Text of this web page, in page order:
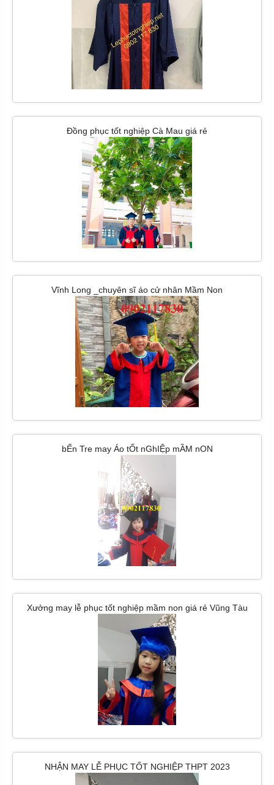
Đồng phục tốt nghiệp Cà Mau giá rẻ
Vĩnh Long _chuyên sĩ áo cử nhân Mầm Non
bẾn Tre may Áo tỐt nGhIỆp mẦM nON
Xưởng may lễ phục tốt nghiệp mầm non giá rẻ Vũng Tàu
NHẬN MAY LỄ PHỤC TỐT NGHIỆP THPT 2023